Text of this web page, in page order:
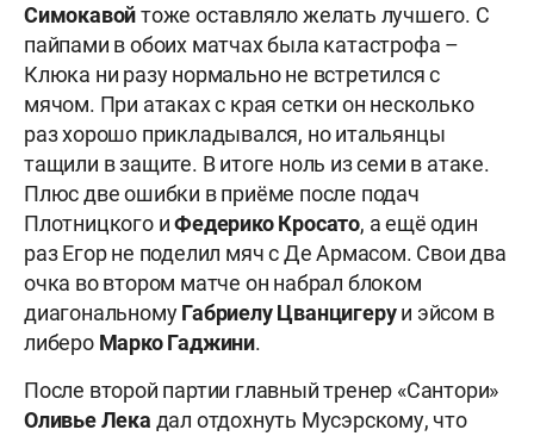
Симокавойтоже оставляло желать лучшего. С
пайпами в обоих матчах была катастрофа –
Клюка ни разу нормально не встретился с
мячом. При атаках с края сетки он несколько
раз хорошо прикладывался, но итальянцы
тащили в защите. В итоге ноль из семи в атаке.
Плюс две ошибки в приёме после подач
Плотницкого иФедерико Кросато, а ещё один
раз Егор не поделил мяч с Де Армасом. Свои два
очка во втором матче он набрал блоком
диагональномуГабриелу Цванцигеруи эйсом в
либеро Марко Гаджини.
После второй партии главный тренер «Сантори»
ОливьеЛека дал отдохнуть Мусэрскому, что